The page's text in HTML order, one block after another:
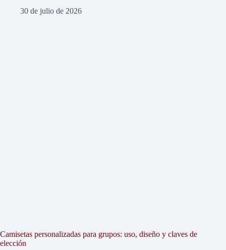
30 de julio de 2026
Camisetas personalizadas para grupos: uso, diseño y claves de
elección